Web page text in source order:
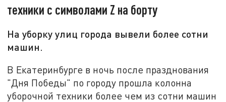
техники с символами Z на борту
На уборку улиц города вывели более сотни
машин.
В Екатеринбурге в ночь после празднования
"Дня Победы" по городу прошла колонна
уборочной техники более чем из сотни машин